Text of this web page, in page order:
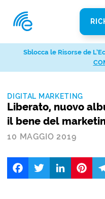
DIGITAL MARKETING
Liberato, nuovo
il bene del
10 MAGGIO 2019
FacebookTwitter LinkedIn
Sblocca le Risorse de